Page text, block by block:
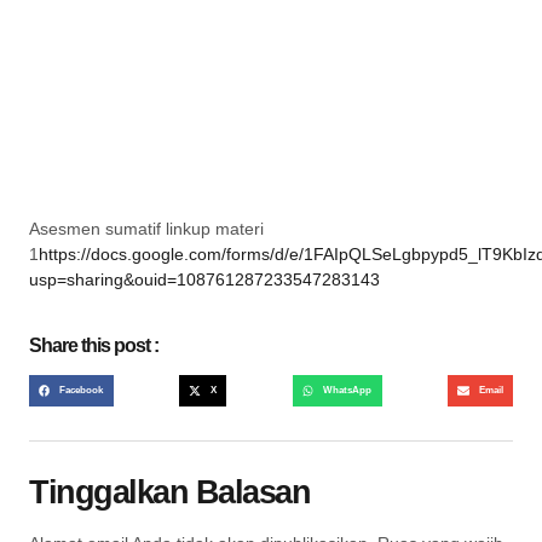
Asesmen sumatif linkup materi
1 https://docs.google.com/forms/d/e/
usp=sharing&ouid=108761287233547283143
Share this post :
Facebook X WhatsApp Email
Tinggalkan Balasan